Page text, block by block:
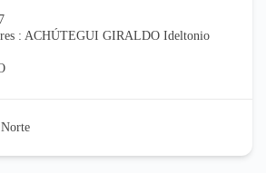
: ACHÚTEGUI GIRALDO Ideltonio